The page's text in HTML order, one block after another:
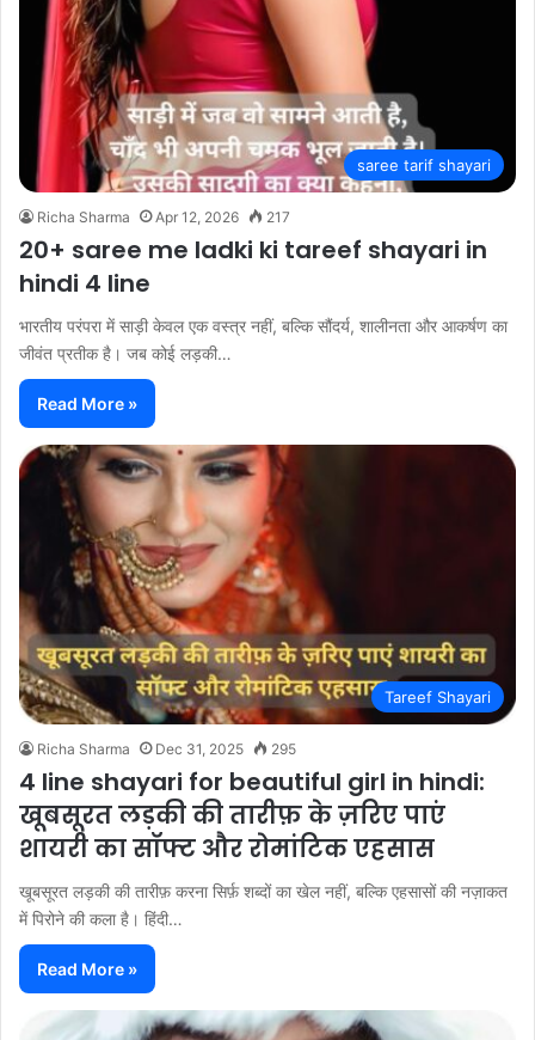
saree tarif shayari
Richa Sharma Apr 12, 2026 217
20+ saree me ladki ki tareef shayari in
hindi 4 line
भारतीय परंपरा में साड़ी केवल एक वस्त्र नहीं, बल्कि सौंदर्य, शालीनता और आकर्षण का
जीवंत प्रतीक है। जब कोई लड़की…
Read More »
Tareef Shayari
Richa Sharma Dec 31, 2025 295
4 line shayari for beautiful girl in hindi:
खूबसूरत लड़की की तारीफ़ के ज़रिए पाएं
शायरी का सॉफ्ट और रोमांटिक एहसास
खूबसूरत लड़की की तारीफ़ करना सिर्फ़ शब्दों का खेल नहीं, बल्कि एहसासों की नज़ाकत
में पिरोने की कला है। हिंदी…
Read More »